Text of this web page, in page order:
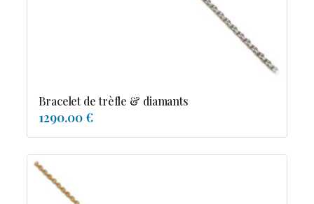
Bracelet de trèfle & diamants
1290.00 €